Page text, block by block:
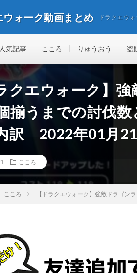
ウォーク動画まとめ ドラクエウ
人気記事 こころ りゅうおう 盗
クエウォーク】
揃うまでの討伐
訳 2022年01月
こころ
こころ 【ドラクエウォーク】強敵ドラゴ